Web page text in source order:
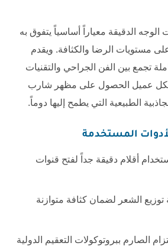
الوجه الدقيقة معياراً أساسياً يتفوق به
مستويات الرضا والكثافة. ويقدم
تجمع بين الفن الجراحي والتقنيات
لكل عميل الحصول على مظهر شارب
الطبيعية التي يطمح إليها دوماً.
المستخدمة
أقلام دقيقة جداً لفتح قنوات
الشعر لضمان كثافة متوازنة
الصارم ببروتوكولات التعقيم الدولية